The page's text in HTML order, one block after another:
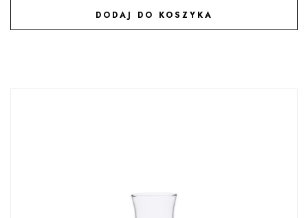
DODAJ DO KOSZYKA
DODAJ DO ULUBIONYCH